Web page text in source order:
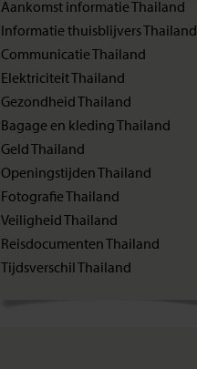
Aankomst informatie Thailand
Informatie thuisblijvers Thailand
Communicatie Thailand
Elektriciteit Thailand
Gezondheid Thailand
Bagage en kleding Thailand
Geld Thailand
Openingstijden Thailand
Fotografie Thailand
Veiligheid Thailand
Reisdocumenten Thailand
Tijdsverschil Thailand